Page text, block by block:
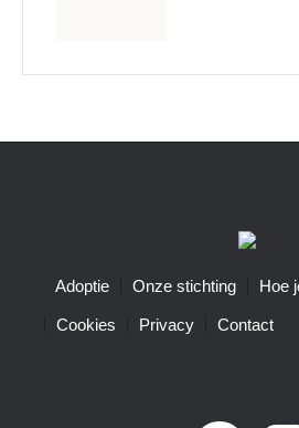
Adoptie Onze stichting Hoe
Cookies Privacy Contact